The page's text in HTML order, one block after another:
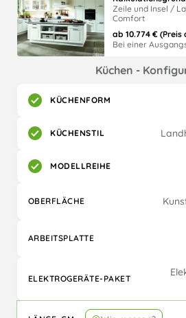
Zeile und Insel /
Comfort
ab 10.774 € (Preis
Bei einer
Küchen -
KÜCHENFORM
Kalkulationsgrundlage -
angepasst werden.
KÜCHENSTIL
Modern
Landhaus-Mediterran
MODELLREIHE
OBERFLÄCHE
Kunststoff
Kunststoff Frontfarben frei
wählbar.
ARBEITSPLATTE
ELEKTROGERÄTE-PAKET